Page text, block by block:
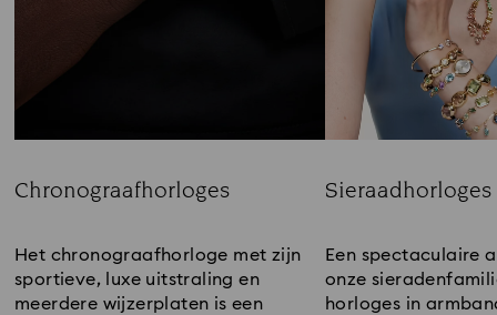
Chronograafhorloges
Het chronograafhorloge met zijn
sportieve, luxe uitstraling en
meerdere wijzerplaten is een
Sieraadhorloges
Een spectaculaire
onze
horloges in